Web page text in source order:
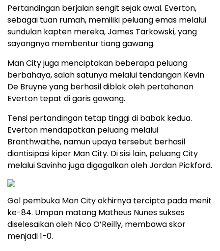
Pertandingan berjalan sengit sejak awal. Everton,
sebagai tuan rumah, memiliki peluang emas melalui
sundulan kapten mereka, James Tarkowski, yang
sayangnya membentur tiang gawang.
Man City juga menciptakan beberapa peluang
berbahaya, salah satunya melalui tendangan Kevin
De Bruyne yang berhasil diblok oleh pertahanan
Everton tepat di garis gawang.
Tensi pertandingan tetap tinggi di babak kedua.
Everton mendapatkan peluang melalui
Branthwaithe, namun upaya tersebut berhasil
diantisipasi kiper Man City. Di sisi lain, peluang City
melalui Savinho juga digagalkan oleh Jordan Pickford.
Gol pembuka Man City akhirnya tercipta pada menit
ke-84. Umpan matang Matheus Nunes sukses
diselesaikan oleh Nico O’Reilly, membawa skor
menjadi 1-0.